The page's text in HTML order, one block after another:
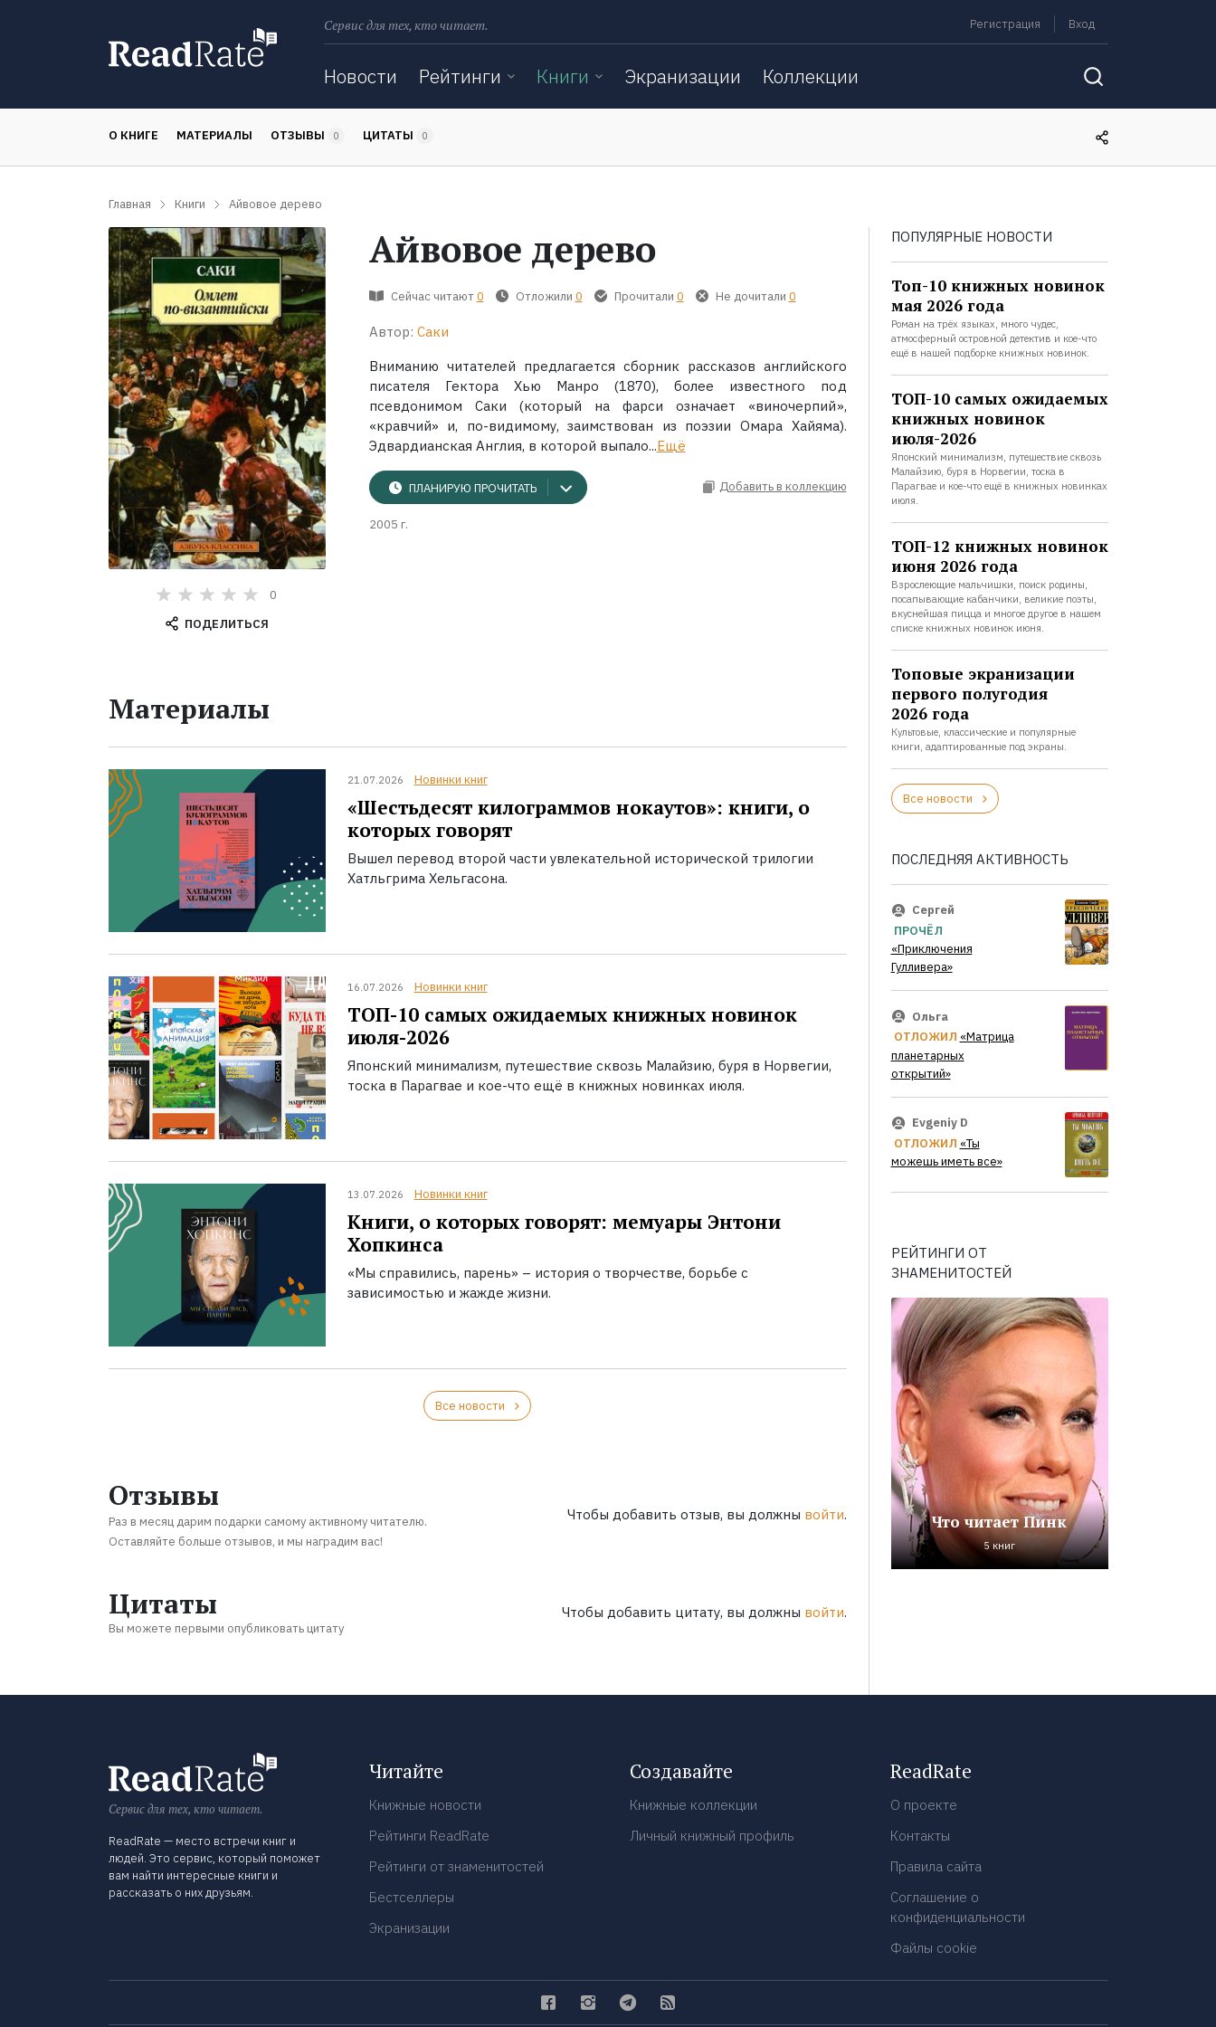
Сервис для тех, кто читает. Регистрация Вход
Новости Рейтинги Книги Экранизации Коллекции
О КНИГЕ МАТЕРИАЛЫ ОТЗЫВЫ 0 ЦИТАТЫ 0
Главная Книги Айвовое дерево
0
ПОДЕЛИТЬСЯ
Айвовое дерево
Сейчас читают 0 Отложили 0 Прочитали 0 Не дочитали 0
Автор: Саки
Вниманию читателей предлагается сборник рассказов английского
писателя Гектора Хью Манро (1870), более известного под
псевдонимом Саки (который на фарси означает «виночерпий»,
«кравчий» и, по-видимому, заимствован из поэзии Омара Хайяма).
Эдвардианская Англия, в которой выпало...Ещё
ПЛАНИРУЮ ПРОЧИТАТЬ Добавить в коллекцию
2005 г.
Материалы
21.07.2026 Новинки книг
«Шестьдесят килограммов нокаутов»: книги, о
которых говорят
Вышел перевод второй части увлекательной исторической трилогии
Хатльгрима Хельгасона.
16.07.2026 Новинки книг
ТОП-10 самых ожидаемых книжных новинок
июля-2026
Японский минимализм, путешествие сквозь Малайзию, буря в Норвегии,
тоска в Парагвае и кое-что ещё в книжных новинках июля.
13.07.2026 Новинки книг
Книги, о которых говорят: мемуары Энтони
Хопкинса
«Мы справились, парень» – история о творчестве, борьбе с
зависимостью и жажде жизни.
Все новости
Отзывы
Раз в месяц дарим подарки самому активному читателю.
Оставляйте больше отзывов, и мы наградим вас!
Чтобы добавить отзыв, вы должны войти.
Цитаты
Вы можете первыми опубликовать цитату
Чтобы добавить цитату, вы должны войти.
ПОПУЛЯРНЫЕ НОВОСТИ
Топ-10 книжных новинок
мая 2026 года
Роман на трёх языках, много чудес,
атмосферный островной детектив и кое-что
ещё в нашей подборке книжных новинок.
ТОП-10 самых ожидаемых
книжных новинок
июля-2026
Японский минимализм, путешествие сквозь
Малайзию, буря в Норвегии, тоска в
Парагвае и кое-что ещё в книжных новинках
июля.
ТОП-12 книжных новинок
июня 2026 года
Взрослеющие мальчишки, поиск родины,
посапывающие кабанчики, великие поэты,
вкуснейшая пицца и многое другое в нашем
списке книжных новинок июня.
Топовые экранизации
первого полугодия
2026 года
Культовые, классические и популярные
книги, адаптированные под экраны.
Все новости
ПОСЛЕДНЯЯ АКТИВНОСТЬ
Сергей
ПРОЧЁЛ
«Приключения
Гулливера»
Ольга
ОТЛОЖИЛ «Матрица
планетарных
открытий»
Evgeniy D
ОТЛОЖИЛ «Ты
можешь иметь все»
РЕЙТИНГИ ОТ
ЗНАМЕНИТОСТЕЙ
Что читает Пинк
5 книг
Сервис для тех, кто читает.
ReadRate — место встречи книг и
людей. Это сервис, который поможет
вам найти интересные книги и
рассказать о них друзьям.
Читайте
Книжные новости
Рейтинги ReadRate
Рейтинги от знаменитостей
Бестселлеры
Экранизации
Создавайте
Книжные коллекции
Личный книжный профиль
ReadRate
О проекте
Контакты
Правила сайта
Соглашение о
конфиденциальности
Файлы cookie